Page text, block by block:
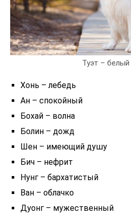
Туэт – белый
Хонь – лебедь
Ан – спокойный
Бохай – волна
Болин – дожд
Шен – имеющий душу
Бич – нефрит
Нунг – бархатистый
Ван – облачко
Дуонг – мужественный